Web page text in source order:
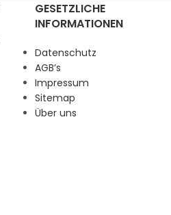
GESETZLICHE
INFORMATIONEN
Datenschutz
AGB’s
Impressum
Sitemap
Über uns